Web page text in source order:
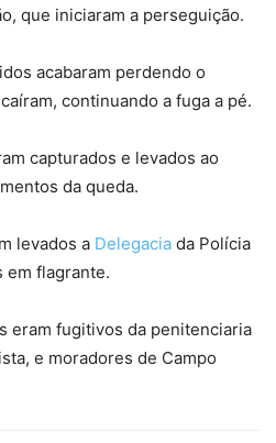
que iniciaram a perseguição.
acabaram perdendo o
continuando a fuga a pé.
capturados e levados ao
da queda.
levados a Delegacia da Polícia
em flagrante.
eram fugitivos da penitenciaria
e moradores de Campo